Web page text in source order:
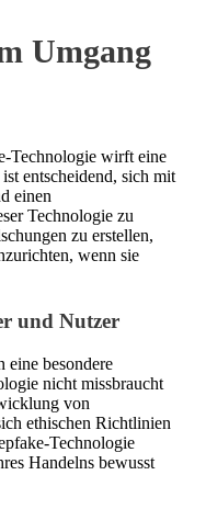
Umgang
Technologie wirft eine
entscheidend, sich mit
einen
Technologie zu
zu erstellen,
wenn sie
und Nutzer
besondere
nicht missbraucht
von
ethischen Richtlinien
Technologie
Handelns bewusst